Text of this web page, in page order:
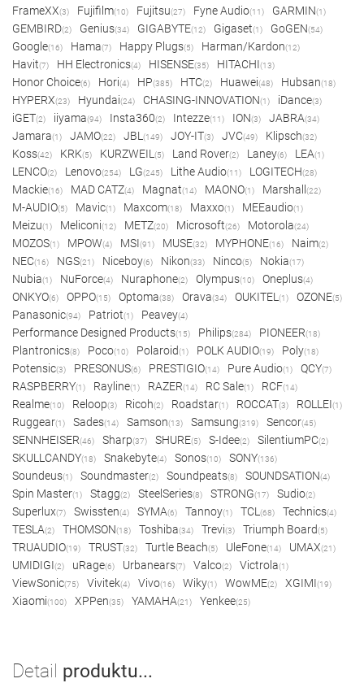
FrameXX(3) Fujifilm(10) Fujitsu(27) Fyne Audio(11) GARMIN(1)
GEMBIRD(2) Genius(34) GIGABYTE(12) Gigaset(1) GoGEN(54)
Google(16) Hama(7) Happy Plugs(5) Harman/Kardon(12)
Havit(7) HH Electronics(4) HISENSE(35) HITACHI(13)
Honor Choice(6) Hori(4) HP(385) HTC(2) Huawei(48) Hubsan(18)
HYPERX(23) Hyundai(24) CHASING-INNOVATION(1) iDance(3)
iGET(2) iiyama(94) Insta360(2) Intezze(11) ION(3) JABRA(34)
Jamara(1) JAMO(22) JBL (149) JOY-IT(3) JVC(49) Klipsch(32)
Koss(42) KRK(5) KURZWEIL (5) Land Rover(2) Laney(6) LEA(1)
LENCO(2) Lenovo(254) LG(245) Lithe Audio(11) LOGITECH(28)
Mackie(16) MAD CATZ(4) Magnat(14) MAONO(1) Marshall (22)
M-AUDIO(5) Mavic(1) Maxcom(18) Maxxo(1) MEEaudio(1)
Meizu(1) Meliconi(12) METZ(20) Microsoft(26) Motorola(24)
MOZOS(1) MPOW(4) MSI(91) MUSE(32) MYPHONE(16) Naim(2)
NEC(16) NGS(21) Niceboy(6) Nikon(33) Ninco(5) Nokia(17)
Nubia(1) NuForce(4) Nuraphone(2) Olympus(10) Oneplus(4)
ONKYO(6) OPPO(15) Optoma(38) Orava(34) OUKITEL (1) OZONE(5)
Panasonic(94) Patriot(1) Peavey(4)
Performance Designed Products(15) Philips(284) PIONEER(18)
Plantronics(8) Poco(10) Polaroid(1) POLK AUDIO(19) Poly(18)
Potensic(3) PRESONUS(6) PRESTIGIO(14) Pure Audio(1) QCY(7)
RASPBERRY(1) Rayline(1) RAZER(14) RC Sale(1) RCF(14)
Realme(10) Reloop(3) Ricoh(2) Roadstar(1) ROCCAT(3) ROLLEI(1)
Ruggear(1) Sades(14) Samson(13) Samsung(319) Sencor(45)
SENNHEISER(46) Sharp(37) SHURE(5) S-Idee(2) SilentiumPC(2)
SKULLCANDY(18) Snakebyte(4) Sonos(10) SONY(136)
Soundeus(1) Soundmaster(2) Soundpeats(8) SOUNDSATION(4)
Spin Master(1) Stagg(2) SteelSeries(8) STRONG(17) Sudio(2)
Superlux(7) Swissten(4) SYMA(6) Tannoy(1) TCL (68) Technics(4)
TESLA(2) THOMSON(18) Toshiba(34) Trevi(3) Triumph Board(5)
TRUAUDIO(19) TRUST(32) Turtle Beach(5) UleFone(14) UMAX(21)
UMIDIGI(2) uRage(6) Urbanears(7) Valco(2) Victrola(1)
ViewSonic(75) Vivitek(4) Vivo(16) Wiky(1) WowME(2) XGIMI(19)
Xiaomi(100) XPPen(35) YAMAHA(21) Yenkee(25)
Detail produktu...